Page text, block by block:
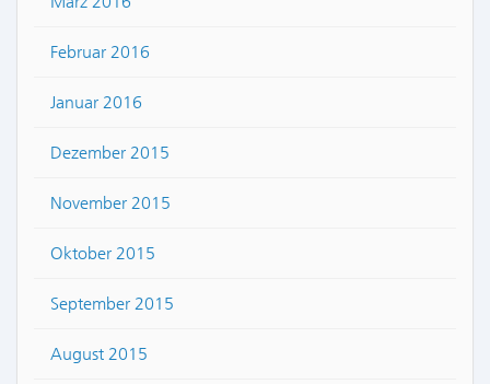
Februar 2016
Januar 2016
Dezember 2015
November 2015
Oktober 2015
September 2015
August 2015